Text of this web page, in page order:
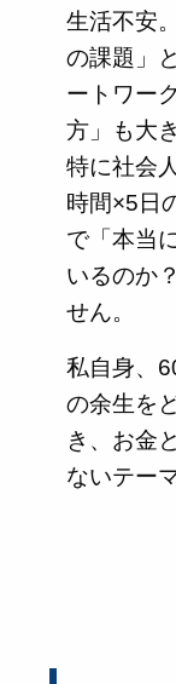
生活不安
の課題」
ートワー
方」も大
特に社会
時間×5日
で「本当
いるのか
せん。
私自身、
の余生を
き、お金
ないテー